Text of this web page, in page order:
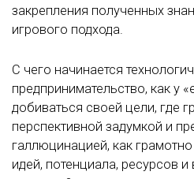
закрепления полученных
игрового подхода.
С чего начинается
предпринимательство, как у
добиваться своей цели, где
перспективной задумкой и
галлюцинацией, как
идей, потенциала, ресурсов